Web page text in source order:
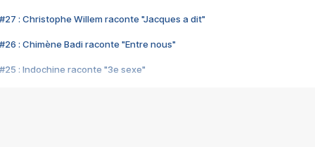
#27 : Christophe Willem raconte "Jacques a dit"
#26 : Chimène Badi raconte "Entre nous"
#25 : Indochine raconte "3e sexe"